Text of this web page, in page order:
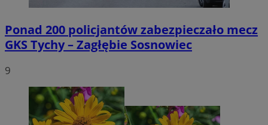
Ponad 200 policjantów zabezpieczało mecz
GKS Tychy – Zagłębie Sosnowiec
9